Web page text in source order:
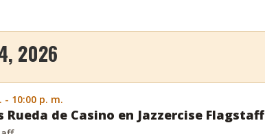
2026
- 10:00 p. m.
Rueda de Casino en Jazzercise Flagstaff